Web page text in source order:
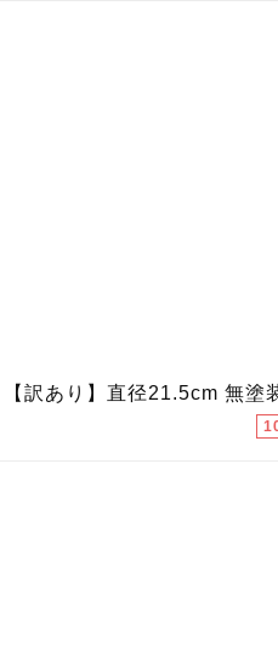
【訳あり】直径21.5cm 無